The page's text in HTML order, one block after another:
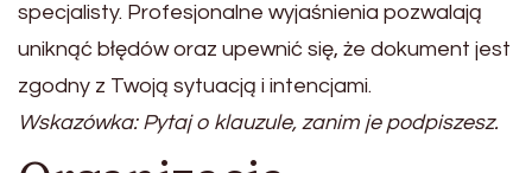
specjalisty. Profesjonalne wyjaśnienia pozwalają
uniknąć błędów oraz upewnić się, że dokument jest
zgodny z Twoją sytuacją i intencjami.
Wskazówka: Pytaj o klauzule, zanim je podpiszesz.